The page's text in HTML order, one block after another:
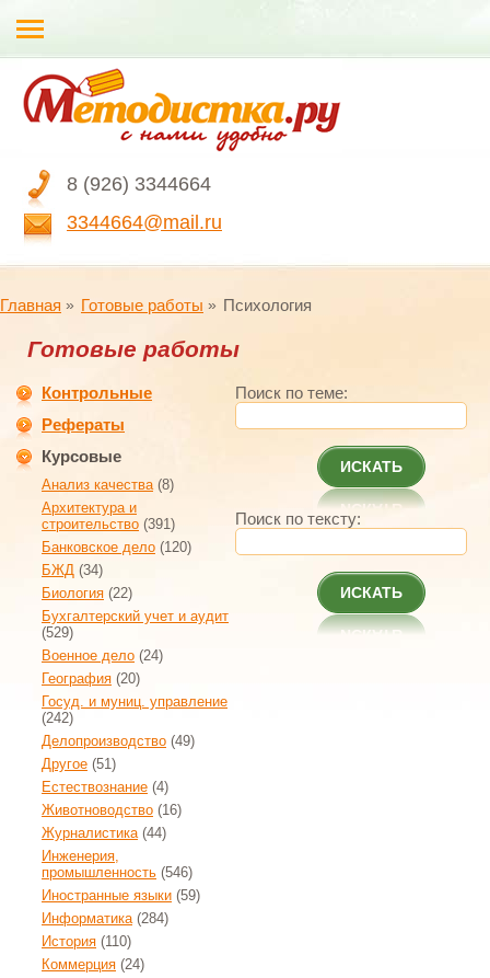
8 (926) 3344664
3344664@mail.ru
Главная Готовые работы Психология
Готовые работы
Контрольные
Рефераты
Курсовые
Анализ качества(8)
Архитектура и
строительство (391)
Банковское дело (120)
БЖД (34)
Биология (22)
Бухгалтерский учет и аудит
(529)
Военное дело (24)
География (20)
Госуд. и муниц. управление
(242)
Делопроизводство (49)
Другое (51)
Естествознание (4)
Животноводство (16)
Журналистика(44)
Инженерия,
промышленность (546)
Иностранные языки (59)
Информатика(284)
История (110)
Коммерция (24)
Поиск по теме:
ИСКАТЬ
Поиск по тексту:
ИСКАТЬ